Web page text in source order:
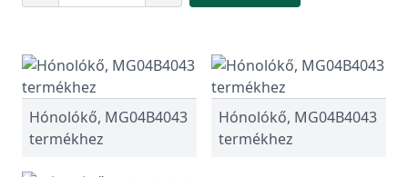
Hónolókő, MG04B4043
termékhez
Hónolókő, MG04B4043
termékhez